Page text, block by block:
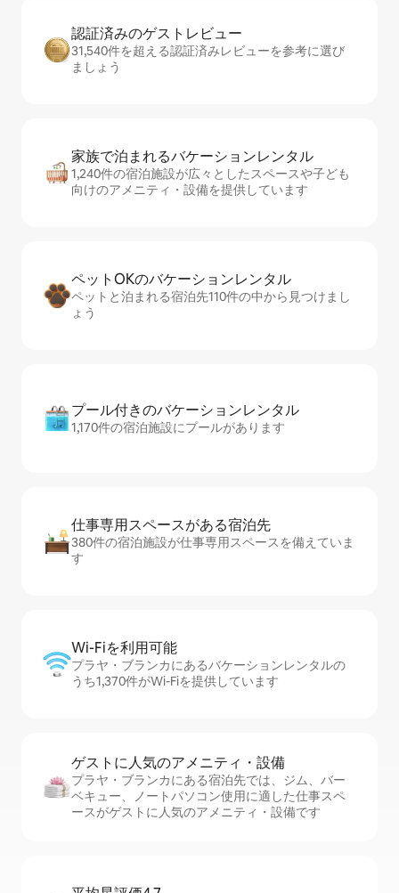
認証済みのゲ⁠ス⁠ト⁠レ⁠ビ⁠ュ⁠ー
31,540件を超える認証済みレビューを参考に選び
ましょう
家族で泊まれるバ⁠ケ⁠ー⁠シ⁠ョ⁠ンレ⁠ン⁠タ⁠ル
1,240件の宿泊施設が広々としたスペースや子ども
向けのアメニティ・設備を提供しています
ペットOKのバ⁠ケ⁠ー⁠シ⁠ョ⁠ンレ⁠ン⁠タ⁠ル
ペットと泊まれる宿泊先110件の中から見つけまし
ょう
プール付きのバ⁠ケ⁠ー⁠シ⁠ョ⁠ンレ⁠ン⁠タ⁠ル
1,170件の宿泊施設にプールがあります
仕事専用ス⁠ペ⁠ー⁠スがあ⁠る宿⁠泊⁠先
380件の宿泊施設が仕事専用スペースを備えていま
す
Wi-Fiを利⁠用⁠可⁠能
プラヤ・ブランカにあるバケーションレンタルの
うち1,370件がWi-Fiを提供しています
ゲストに人⁠気⁠のア⁠メ⁠ニ⁠テ⁠ィ・設⁠備
プラヤ・ブランカにある宿泊先では、ジム、バー
ベキュー、ノートパソコン使用に適した仕事スペ
ースがゲストに人気のアメニティ・設備です